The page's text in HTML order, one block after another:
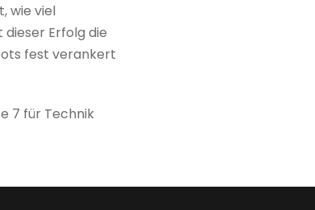
wie viel
Erfolg die
fest verankert
7 für Technik